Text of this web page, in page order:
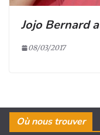
Jojo Bernard
08/03/2017
Où nous trouver